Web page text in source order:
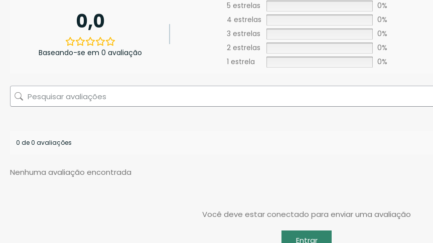
Você deve estar conectado para enviar uma avaliação
Entrar
0,0
Baseando-se em 0 avaliação
5 estrelas
0%
4 estrelas
0%
3 estrelas
0%
2 estrelas
0%
1 estrela
0%
0 de 0 avaliações
Nenhuma avaliação encontrada